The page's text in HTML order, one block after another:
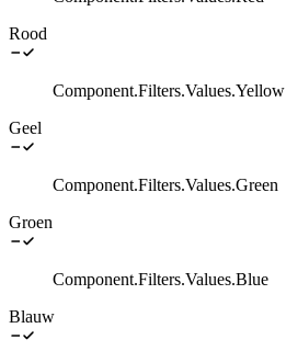
Rood
Component.Filters.Values.Yellow
Geel
Component.Filters.Values.Green
Groen
Component.Filters.Values.Blue
Blauw